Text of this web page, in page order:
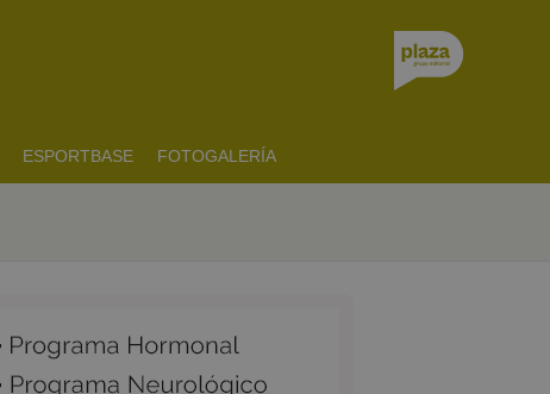
ESPORTBASE FOTOGALERÍA